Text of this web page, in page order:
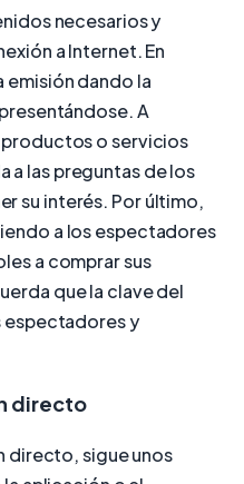
necesarios y
a Internet. En
emisión dando la
A
o servicios
a las preguntas de los
su interés. Por último,
a los espectadores
a comprar sus
que la clave del
espectadores y
directo
directo, sigue unos